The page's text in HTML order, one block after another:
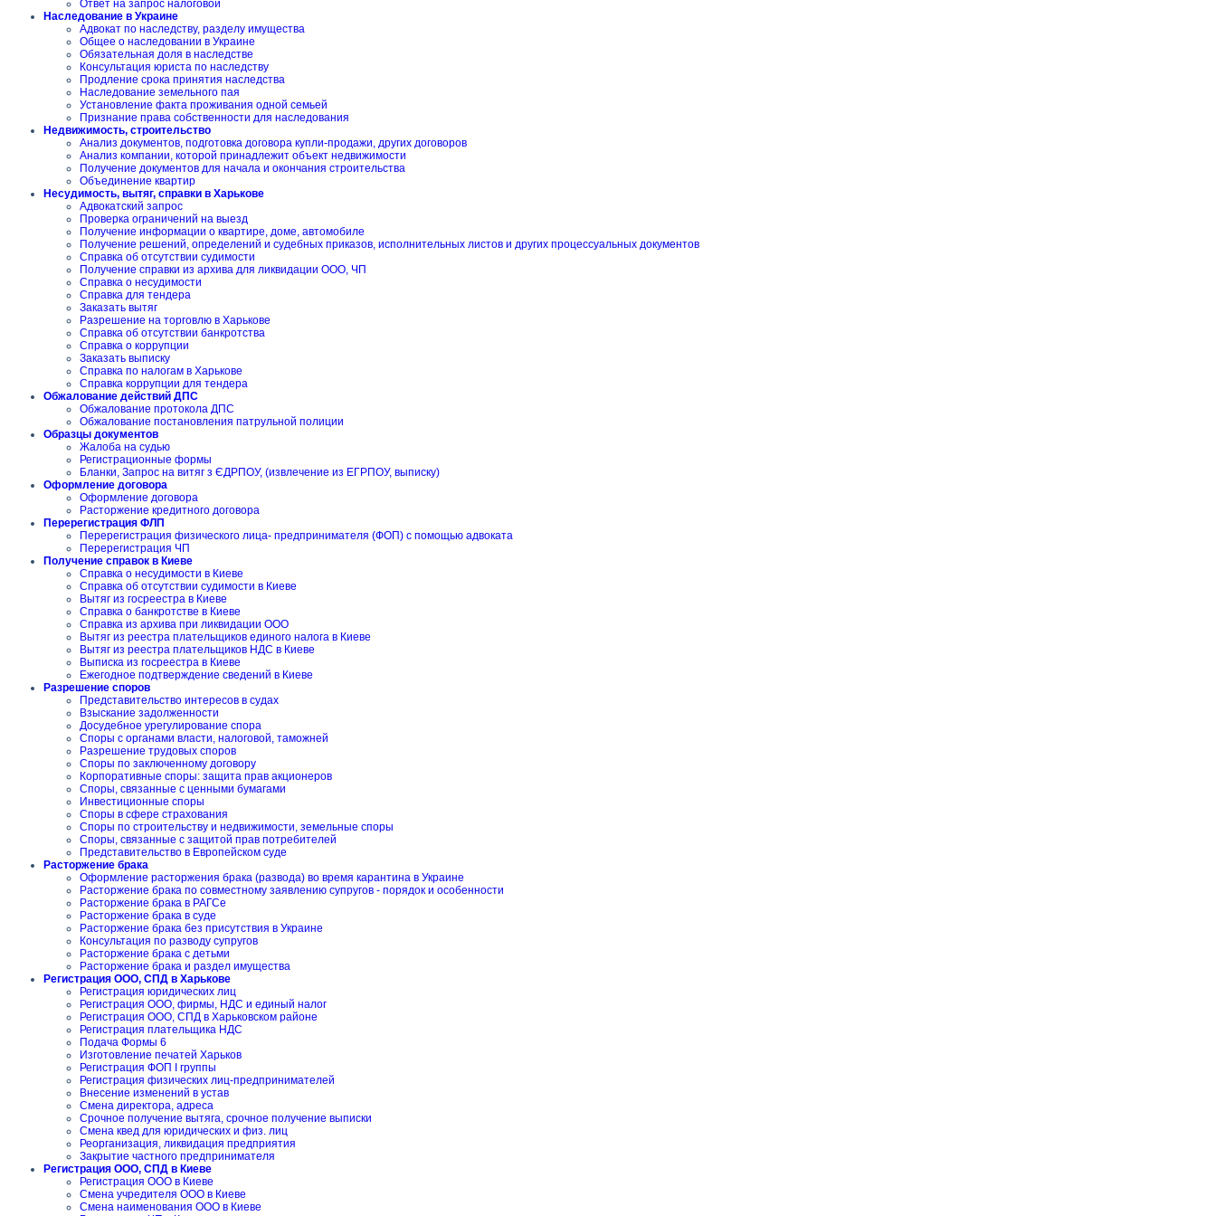
Ответ на запрос налоговой
Наследование в Украине
Адвокат по наследству, разделу имущества
Общее о наследовании в Украине
Обязательная доля в наследстве
Консультация юриста по наследству
Продление срока принятия наследства
Наследование земельного пая
Установление факта проживания одной семьей
Признание права собственности для наследования
Недвижимость, строительство
Анализ документов, подготовка договора купли-продажи, других договоров
Анализ компании, которой принадлежит объект недвижимости
Получение документов для начала и окончания строительства
Объединение квартир
Несудимость, вытяг, справки в Харькове
Адвокатский запрос
Проверка ограничений на выезд
Получение информации о квартире, доме, автомобиле
Получение решений, определений и судебных приказов, исполнительных листов и других процессуальных документов
Справка об отсутствии судимости
Получение справки из архива для ликвидации ООО, ЧП
Справка о несудимости
Справка для тендера
Заказать вытяг
Разрешение на торговлю в Харькове
Справка об отсутствии банкротства
Справка о коррупции
Заказать выписку
Справка по налогам в Харькове
Справка коррупции для тендера
Обжалование действий ДПС
Обжалование протокола ДПС
Обжалование постановления патрульной полиции
Образцы документов
Жалоба на судью
Регистрационные формы
Бланки, Запрос на витяг з ЄДРПОУ, (извлечение из ЕГРПОУ, выписку)
Оформление договора
Оформление договора
Расторжение кредитного договора
Перерегистрация ФЛП
Перерегистрация физического лица- предпринимателя (ФОП) с помощью адвоката
Перерегистрация ЧП
Получение справок в Киеве
Справка о несудимости в Киеве
Справка об отсутствии судимости в Киеве
Вытяг из госреестра в Киеве
Справка о банкротстве в Киеве
Справка из архива при ликвидации ООО
Вытяг из реестра плательщиков единого налога в Киеве
Вытяг из реестра плательщиков НДС в Киеве
Выписка из госреестра в Киеве
Ежегодное подтверждение сведений в Киеве
Разрешение споров
Представительство интересов в судах
Взыскание задолженности
Досудебное урегулирование спора
Споры с органами власти, налоговой, таможней
Разрешение трудовых споров
Споры по заключенному договору
Корпоративные споры: защита прав акционеров
Споры, связанные с ценными бумагами
Инвестиционные споры
Споры в сфере страхования
Споры по строительству и недвижимости, земельные споры
Споры, связанные с защитой прав потребителей
Представительство в Европейском суде
Расторжение брака
Оформление расторжения брака (развода) во время карантина в Украине
Расторжение брака по совместному заявлению супругов - порядок и особенности
Расторжение брака в РАГСе
Расторжение брака в суде
Расторжение брака без присутствия в Украине
Консультация по разводу супругов
Расторжение брака с детьми
Расторжение брака и раздел имущества
Регистрация ООО, СПД в Харькове
Регистрация юридических лиц
Регистрация ООО, фирмы, НДС и единый налог
Регистрация ООО, СПД в Харьковском районе
Регистрация плательщика НДС
Подача Формы 6
Изготовление печатей Харьков
Регистрация ФОП I группы
Регистрация физических лиц-предпринимателей
Внесение изменений в устав
Смена директора, адреса
Срочное получение вытяга, срочное получение выписки
Смена квед для юридических и физ. лиц
Реорганизация, ликвидация предприятия
Закрытие частного предпринимателя
Регистрация ООО, СПД в Киеве
Регистрация ООО в Киеве
Смена учредителя ООО в Киеве
Смена наименования ООО в Киеве